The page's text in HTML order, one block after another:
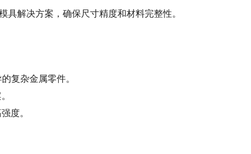
具解决方案，确保尺寸精度和材料完整性。
复杂金属零件。
度。